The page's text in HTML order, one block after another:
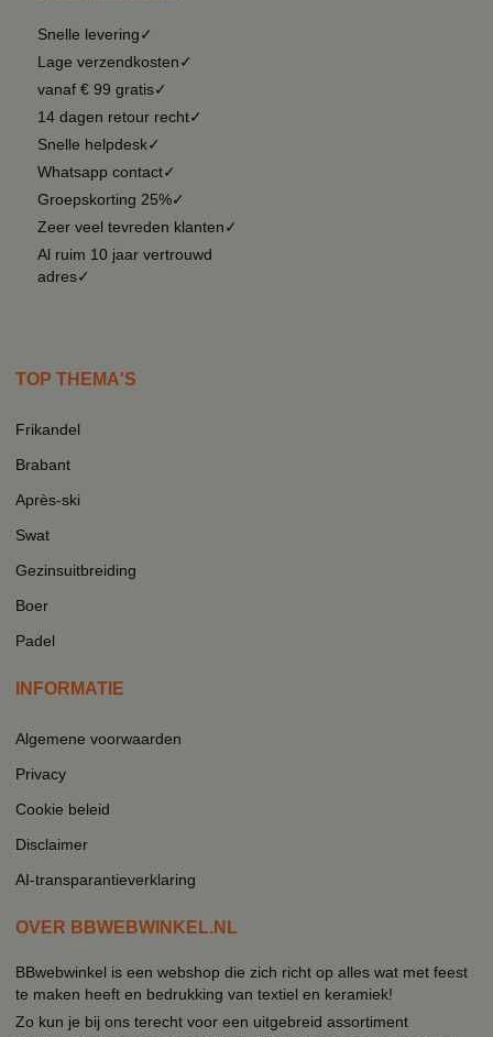
Snelle levering✓
Lage verzendkosten✓
vanaf € 99 gratis✓
14 dagen retour recht✓
Snelle helpdesk✓
Whatsapp contact✓
Groepskorting 25%✓
Zeer veel tevreden klanten✓
Al ruim 10 jaar vertrouwd
adres✓
TOP THEMA'S
Frikandel
Brabant
Après-ski
Swat
Gezinsuitbreiding
Boer
Padel
INFORMATIE
Algemene voorwaarden
Privacy
Cookie beleid
Disclaimer
AI-transparantieverklaring
OVER BBWEBWINKEL.NL
BBwebwinkel is een webshop die zich richt op alles wat met feest
te maken heeft en bedrukking van textiel en keramiek!
Zo kun je bij ons terecht voor een uitgebreid assortiment